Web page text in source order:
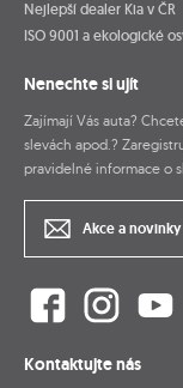
Nejlepší dealer Kia v ČR
ISO 9001 a ekologické
Nenechte si ujít
Zajímají Vás auta?
slevách apod.?
pravidelné informace o
Akce a
Kontaktujte nás